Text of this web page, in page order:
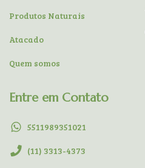
Produtos Naturais
Atacado
Quem somos
Entre em Contato
5511989351021
(11) 3313-4373